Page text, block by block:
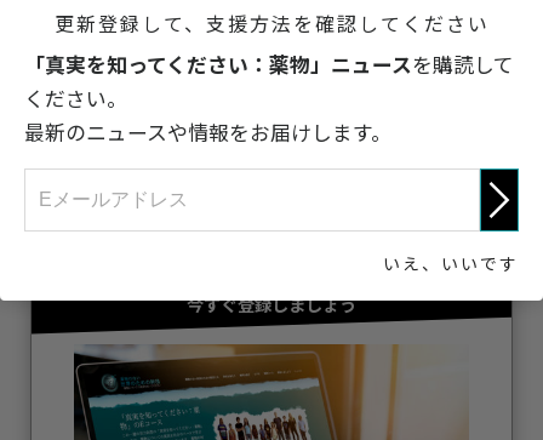
真実を知ってください：薬物
参加しましょう
今すぐ登録しましょう
更新登録して、支援方法を確認してください
「真実を知ってください：薬物」ニュースを購読して
ください。
最新のニュースや情報をお届けします。
いえ、いいです